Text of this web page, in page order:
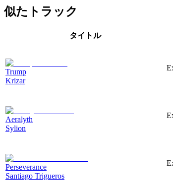
似たトラック
タイトル
Trump
Krizar
Aeralyth
Sylion
Perseverance
Santiago Trigueros